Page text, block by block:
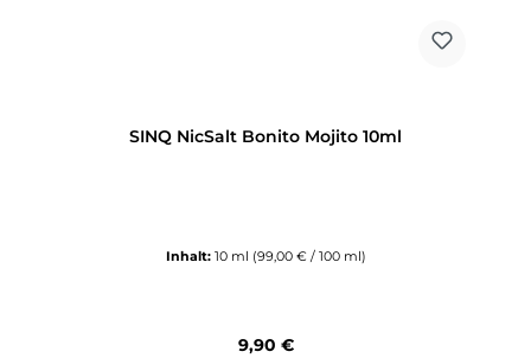
SINQ NicSalt Bonito Mojito 10ml
Inhalt: 10 ml (99,00 € / 100 ml)
Regulärer Preis:
9,90 €